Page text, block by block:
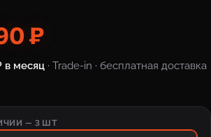
₽
в месяц · Trade-in · бесплатная доставка
— 3 ШТ